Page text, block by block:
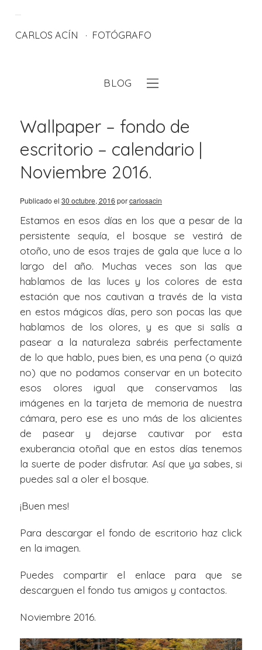
CARLOS ACÍN FOTÓGRAFO
BLOG
Wallpaper – fondo de
escritorio – calendario |
Noviembre 2016.
Publicado el 30 octubre, 2016 porcarlosacin
Estamos en esos días en los que a pesar de la
persistente sequía, el bosque se vestirá de
otoño, uno de esos trajes de gala que luce a lo
largo del año. Muchas veces son las que
hablamos de las luces y los colores de esta
estación que nos cautivan a través de la vista
en estos mágicos días, pero son pocas las que
hablamos de los olores, y es que si salís a
pasear a la naturaleza sabréis perfectamente
de lo que hablo, pues bien, es una pena (o quizá
no) que no podamos conservar en un botecito
esos olores igual que conservamos las
imágenes en la tarjeta de memoria de nuestra
cámara, pero ese es uno más de los alicientes
de pasear y dejarse cautivar por esta
exuberancia otoñal que en estos días tenemos
la suerte de poder disfrutar. Así que ya sabes, si
puedes sal a oler el bosque.
¡Buen mes!
Para descargar el fondo de escritorio haz click
en la imagen.
Puedes compartir el enlace para que se
descarguen el fondo tus amigos y contactos.
Noviembre 2016.